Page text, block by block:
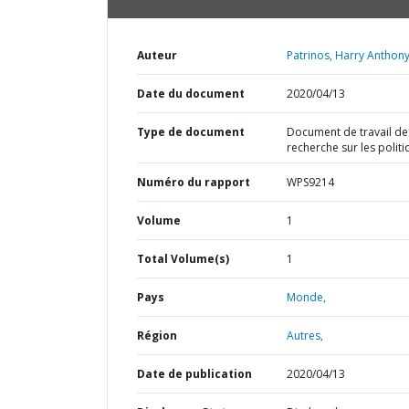
Auteur Patrinos, Harry
Date du document 2020/04/13
Type de document
Document de travail de
recherche sur les
Numéro du rapport WPS9214
Volume 1
Total Volume(s) 1
Pays Monde,
Région Autres,
Date de publication 2020/04/13